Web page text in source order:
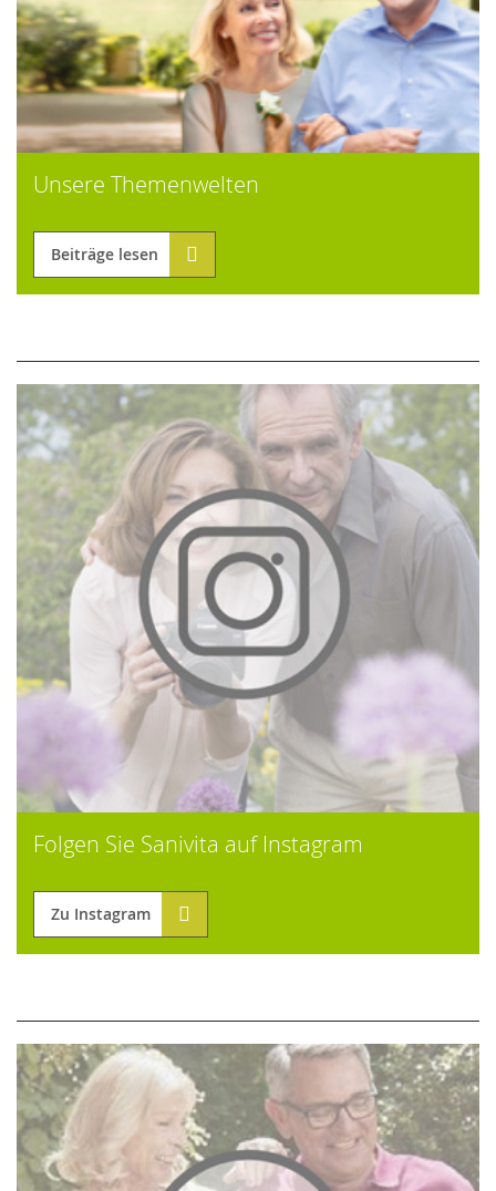
Unsere Themenwelten
Beiträge lesen
Folgen Sie Sanivita auf Instagram
Zu Instagram